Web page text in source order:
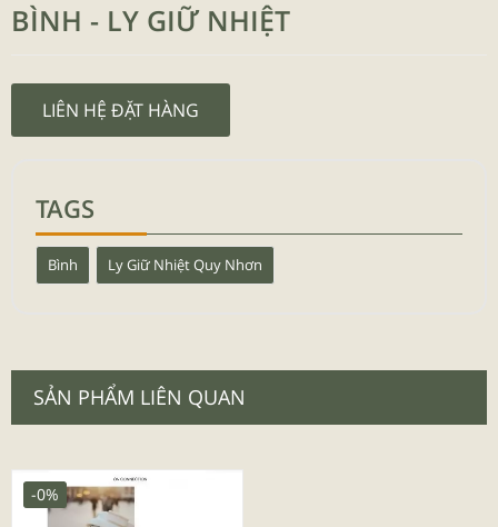
BÌNH - LY GIỮ NHIỆT
LIÊN HỆ ĐẶT HÀNG
TAGS
Bình Ly Giữ Nhiệt Quy Nhơn
SẢN PHẨM LIÊN QUAN
-0%